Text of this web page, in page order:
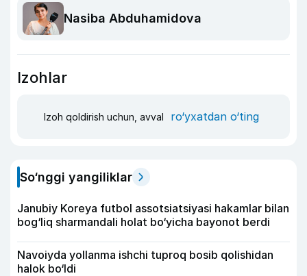
Nasiba Abduhamidova
Izohlar
Izoh qoldirish uchun, avval ro‘yxatdan o‘ting
So‘nggi yangiliklar
Janubiy Koreya futbol assotsiatsiyasi hakamlar bilan
bog‘liq sharmandali holat bo‘yicha bayonot berdi
Navoiyda yollanma ishchi tuproq bosib qolishidan
halok bo‘ldi